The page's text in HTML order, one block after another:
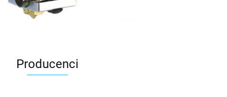
Producenci